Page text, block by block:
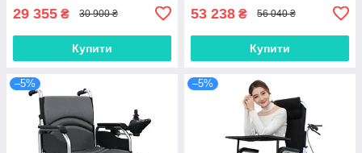
29 355 ₴ 30 900 ₴
Купити
53 238 ₴ 56 040 ₴
Купити
–5% –5%